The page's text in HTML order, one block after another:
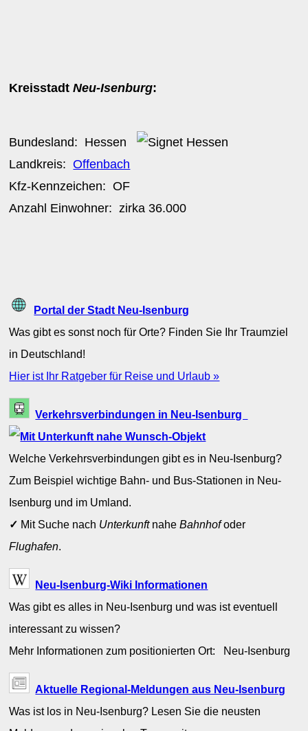
KreisstadtNeu-Isenburg:
Bundesland: Hessen
Landkreis:Offenbach
Kfz-Kennzeichen:OF
Anzahl Einwohner: zirka 36.000
Portal der Stadt Neu-Isenburg
Was gibt es sonst noch für Orte? Finden Sie Ihr Traumziel
in Deutschland!
Hier ist Ihr Ratgeber für Reise und Urlaub »
Verkehrsverbindungen in Neu-Isenburg
Welche Verkehrsverbindungen gibt es in Neu-Isenburg?
Zum Beispiel wichtige Bahn- und Bus-Stationen in Neu-
Isenburg und im Umland.
✓ Mit Suche nach UnterkunftnaheBahnhofoder
Flughafen.
Neu-Isenburg-Wiki Informationen
Was gibt es alles in Neu-Isenburg und was ist eventuell
interessant zu wissen?
Mehr Informationen zum positionierten Ort: Neu-Isenburg
Aktuelle Regional-Meldungen aus Neu-Isenburg
Was ist los in Neu-Isenburg? Lesen Sie die neusten